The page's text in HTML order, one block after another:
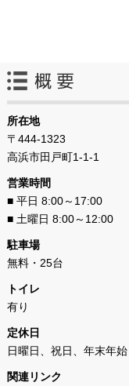
所在地
〒444-1323
高浜市田戸町1-1-1
営業時間
■ 平日 8:00～17:00
■ 土曜日 8:00～12:00
駐車場
無料・25台
トイレ
有り
定休日
日曜日、祝日、年末年始
関連リンク